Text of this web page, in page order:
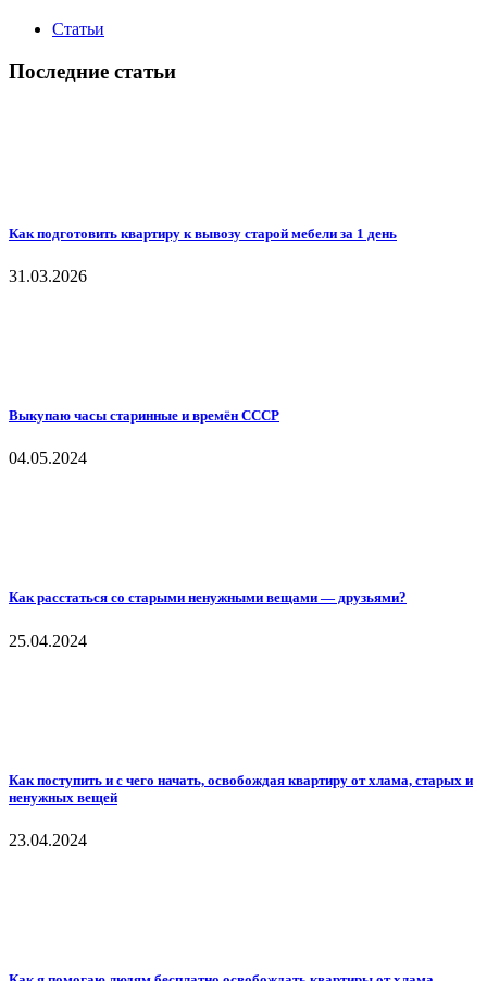
Статьи
Последние статьи
Как подготовить квартиру к вывозу старой мебели за 1 день
31.03.2026
Выкупаю часы старинные и времён СССР
04.05.2024
Как расстаться со старыми ненужными вещами — друзьями?
25.04.2024
Как поступить и с чего начать, освобождая квартиру от хлама, старых и
ненужных вещей
23.04.2024